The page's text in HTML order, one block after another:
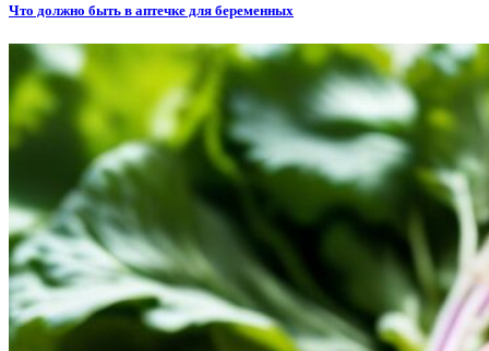
Что должно быть в аптечке для беременных